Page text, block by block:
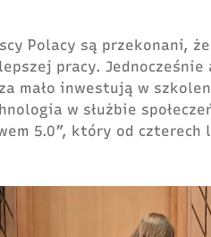
Polacy są przekonani,
pracy. Jednocześnie
mało inwestują w
w służbie
5.0”, który od